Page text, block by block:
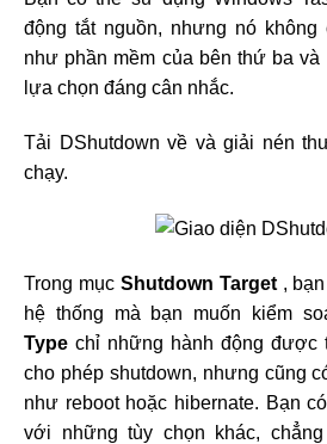
động tắt nguồn, nhưng nó không
như phần mềm của bên thứ ba và
lựa chọn đáng cân nhắc.
Tải DShutdown về và giải nén
chạy.
Trong mục Shutdown Target ,
hệ thống mà bạn muốn kiểm
Type chỉ những hành động được
cho phép shutdown, nhưng cũng
như reboot hoặc hibernate. Bạn
với những tùy chọn khác,